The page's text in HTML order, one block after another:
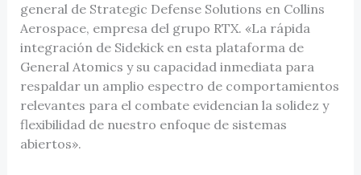
general de Strategic Defense Solutions en Collins
Aerospace, empresa del grupo RTX. «La rápida
integración de Sidekick en esta plataforma de
General Atomics y su capacidad inmediata para
respaldar un amplio espectro de comportamientos
relevantes para el combate evidencian la solidez y
flexibilidad de nuestro enfoque de sistemas
abiertos».